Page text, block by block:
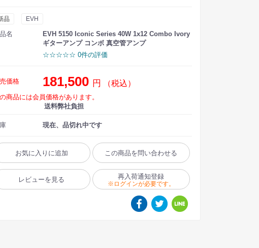
品 EVH
名
EVH 5150 Iconic Series 40W 1x12 Combo Ivory
ギターアンプ コンボ 真空管アンプ
☆☆☆☆☆ 0件の評価
価格 181,500 円 （税込）
商品には会員価格があります。
送料弊社負担
現在、品切れ中です
お気に入りに追加 この商品を問い合わせる
レビューを見る 再入荷通知登録
※ログインが必要です。